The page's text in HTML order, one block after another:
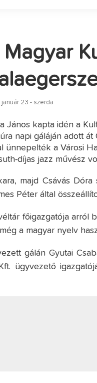
Magyar
január 23 - szerda
János kapta idén a
napi gáláján adott át
ünnepelték a Városi
díjas jazz művész
majd Csávás
Péter által
főigazgatója arról
a magyar nyelv
gálán Gyutai
ügyvezető